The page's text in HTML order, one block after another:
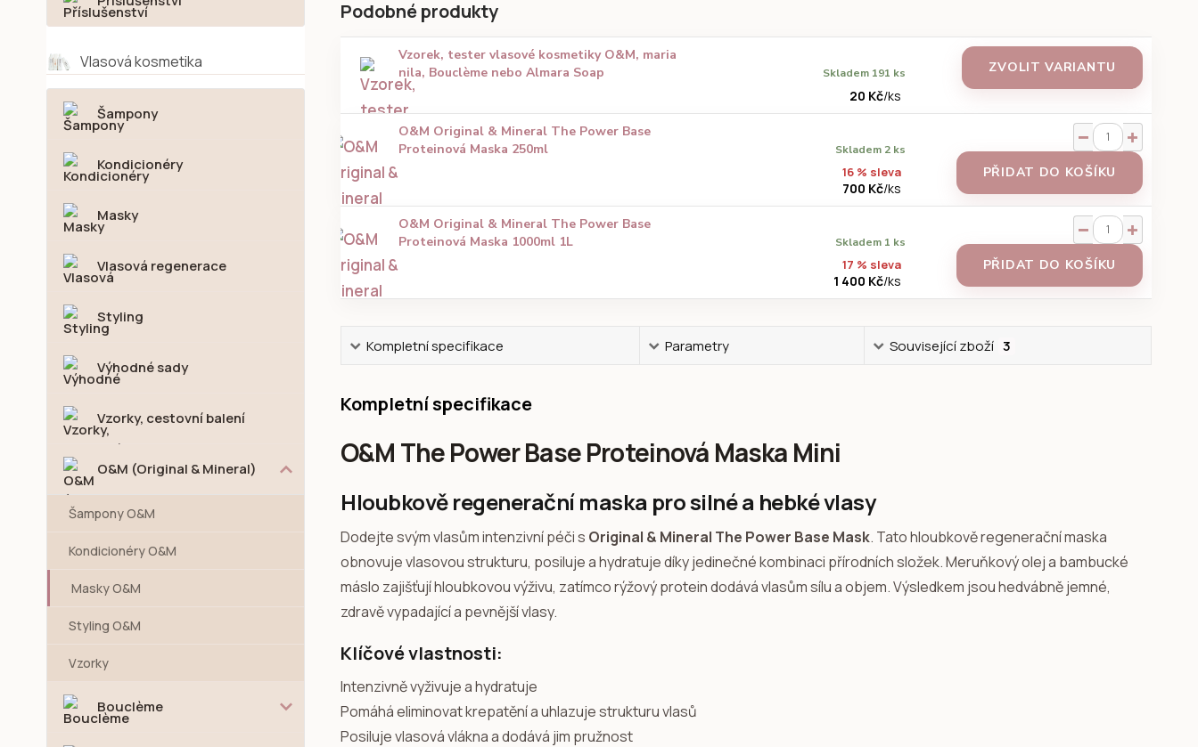
Vlasová kosmetika
Šampony
Kondicionéry
Masky
Vlasová regenerace
Styling
Výhodné sady
Vzorky, cestovní balení
O&M (Original & Mineral)
Šampony O&M
Kondicionéry O&M
Masky O&M
Styling O&M
Vzorky
Bouclème
Podobné produkty
Vzorek, tester vlasové kosmetiky O&M, maria
nila, Bouclème nebo Almara Soap
20 Kč/ks
Skladem 191 ks ZVOLIT VARIANTU
O&M Original & Mineral The Power Base
Proteinová Maska 250ml
16 % sleva
700 Kč/ks
Skladem 2 ks
PŘIDAT DO KOŠÍKU
O&M Original & Mineral The Power Base
Proteinová Maska 1000ml 1L
17 % sleva
1 400 Kč/ks
Skladem 1 ks
PŘIDAT DO KOŠÍKU
Kompletní specifikace Parametry Související zboží 3
Kompletní specifikace
O&M The Power Base Proteinová Maska Mini
Hloubkově regenerační maska pro silné a hebké vlasy
Dodejte svým vlasům intenzivní péči s Original & Mineral The Power Base Mask. Tato hloubkově regenerační maska
obnovuje vlasovou strukturu, posiluje a hydratuje díky jedinečné kombinaci přírodních složek. Meruňkový olej a bambucké
máslo zajišťují hloubkovou výživu, zatímco rýžový protein dodává vlasům sílu a objem. Výsledkem jsou hedvábně jemné,
zdravě vypadající a pevnější vlasy.
Klíčové vlastnosti:
Intenzivně vyživuje a hydratuje
Pomáhá eliminovat krepatění a uhlazuje strukturu vlasů
Posiluje vlasová vlákna a dodává jim pružnost